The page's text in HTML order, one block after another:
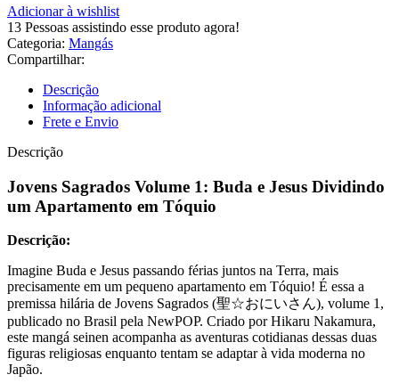
Adicionar à wishlist
13 Pessoas assistindo esse produto agora!
Categoria: Mangás
Compartilhar:
Descrição
Informação adicional
Frete e Envio
Descrição
Jovens Sagrados Volume 1: Buda e Jesus Dividindo
um Apartamento em Tóquio
Descrição:
Imagine Buda e Jesus passando férias juntos na Terra, mais
precisamente em um pequeno apartamento em Tóquio! É essa a
premissa hilária de Jovens Sagrados (聖☆おにいさん), volume 1,
publicado no Brasil pela NewPOP. Criado por Hikaru Nakamura,
este mangá seinen acompanha as aventuras cotidianas dessas duas
figuras religiosas enquanto tentam se adaptar à vida moderna no
Japão.